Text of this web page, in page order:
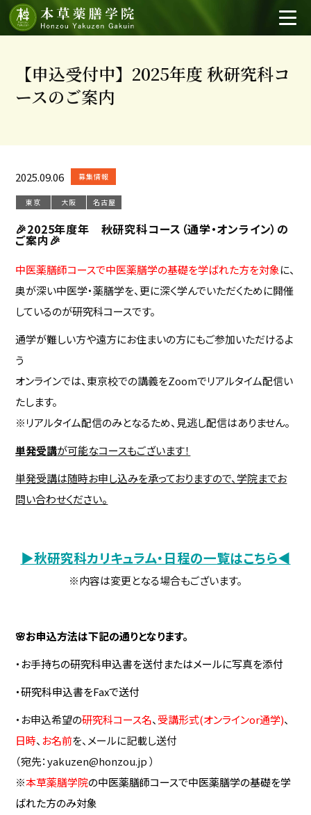
【申込受付中】2025年度 秋研究科コ
ースのご案内
2025.09.06 募集情報
東京 大阪 名古屋
🎉2025年度年 秋研究科コース（通学・オンライン）の
ご案内🎉
中医薬膳師コースで中医薬膳学の基礎を学ばれた方を対象に、
奥が深い中医学・薬膳学を、更に深く学んでいただくために開催
しているのが研究科コースです。
通学が難しい方や遠方にお住まいの方にもご参加いただけるよ
う
オンラインでは、東京校での講義をZoomでリアルタイム配信い
たします。
※リアルタイム配信のみとなるため、見逃し配信はありません。
単発受講が可能なコースもございます！
単発受講は随時お申し込みを承っておりますので、学院までお
問い合わせください。
▶秋研究科カリキュラム・日程の一覧はこちら◀
※内容は変更となる場合もございます。
🌸お申込方法は下記の通りとなります。
・お手持ちの研究科申込書を送付またはメールに写真を添付
・研究科申込書をFaxで送付
・お申込希望の研究科コース名、 受講形式(オンラインor通学)、
日時、 お名前を、メールに記載し送付
（宛先：yakuzen@honzou.jp ）
※本草薬膳学院の中医薬膳師コースで中医薬膳学の基礎を学
ばれた方のみ対象